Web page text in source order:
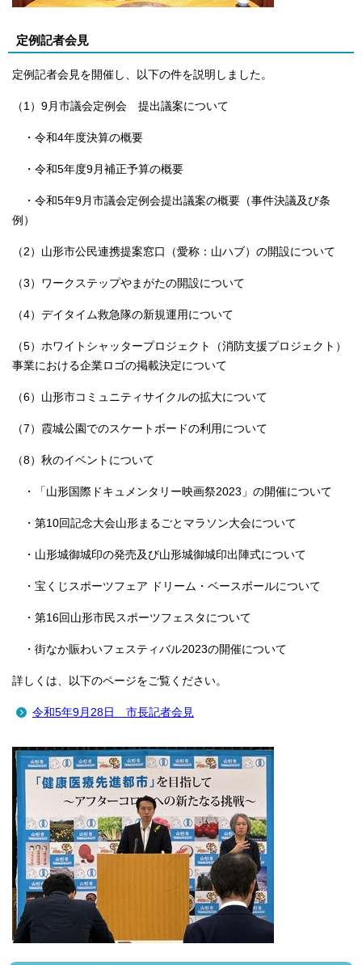
定例記者会見
定例記者会見を開催し、以下の件を説明しました。
（1）9月市議会定例会 提出議案について
・令和4年度決算の概要
・令和5年度9月補正予算の概要
・令和5年9月市議会定例会提出議案の概要（事件決議及び条
例）
（2）山形市公民連携提案窓口（愛称：山ハブ）の開設について
（3）ワークステップやまがたの開設について
（4）デイタイム救急隊の新規運用について
（5）ホワイトシャッタープロジェクト（消防支援プロジェクト）
事業における企業ロゴの掲載決定について
（6）山形市コミュニティサイクルの拡大について
（7）霞城公園でのスケートボードの利用について
（8）秋のイベントについて
・「山形国際ドキュメンタリー映画祭2023」の開催について
・第10回記念大会山形まるごとマラソン大会について
・山形城御城印の発売及び山形城御城印出陣式について
・宝くじスポーツフェア ドリーム・ベースボールについて
・第16回山形市民スポーツフェスタについて
・街なか賑わいフェスティバル2023の開催について
詳しくは、以下のページをご覧ください。
令和5年9月28日 市長記者会見